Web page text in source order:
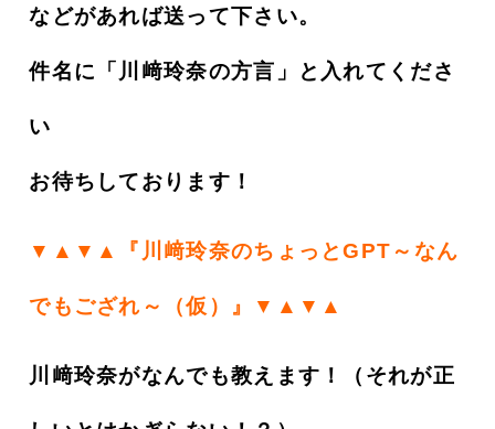
などがあれば送って下さい。
件名に「川﨑玲奈の方言」と入れてくださ
い
お待ちしております！
▼▲▼▲『川﨑玲奈のちょっとGPT～なん
でもござれ～（仮） 』▼▲▼▲
川﨑玲奈がなんでも教えます！（それが正